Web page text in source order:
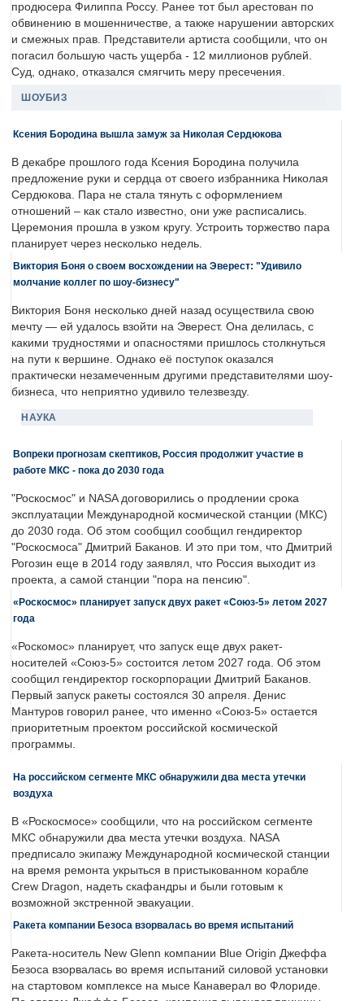
продюсера Филиппа Россу. Ранее тот был арестован по
обвинению в мошенничестве, а также нарушении авторских
и смежных прав. Представители артиста сообщили, что он
погасил большую часть ущерба - 12 миллионов рублей.
Суд, однако, отказался смягчить меру пресечения.
ШОУБИЗ
Ксения Бородина вышла замуж за Николая Сердюкова
В декабре прошлого года Ксения Бородина получила
предложение руки и сердца от своего избранника Николая
Сердюкова. Пара не стала тянуть с оформлением
отношений – как стало известно, они уже расписались.
Церемония прошла в узком кругу. Устроить торжество пара
планирует через несколько недель.
Виктория Боня о своем восхождении на Эверест: "Удивило
молчание коллег по шоу-бизнесу"
Виктория Боня несколько дней назад осуществила свою
мечту — ей удалось взойти на Эверест. Она делилась, с
какими трудностями и опасностями пришлось столкнуться
на пути к вершине. Однако её поступок оказался
практически незамеченным другими представителями шоу-
бизнеса, что неприятно удивило телезвезду.
НАУКА
Вопреки прогнозам скептиков, Россия продолжит участие в
работе МКС - пока до 2030 года
"Роскосмос" и NASA договорились о продлении срока
эксплуатации Международной космической станции (МКС)
до 2030 года. Об этом сообщил сообщил гендиректор
"Роскосмоса" Дмитрий Баканов. И это при том, что Дмитрий
Рогозин еще в 2014 году заявлял, что Россия выходит из
проекта, а самой станции "пора на пенсию".
«Роскосмос» планирует запуск двух ракет «Союз-5» летом 2027
года
«Роскомос» планирует, что запуск еще двух ракет-
носителей «Союз-5» состоится летом 2027 года. Об этом
сообщил гендиректор госкорпорации Дмитрий Баканов.
Первый запуск ракеты состоялся 30 апреля. Денис
Мантуров говорил ранее, что именно «Союз-5» остается
приоритетным проектом российской космической
программы.
На российском сегменте МКС обнаружили два места утечки
воздуха
В «Роскосмосе» сообщили, что на российском сегменте
МКС обнаружили два места утечки воздуха. NASA
предписало экипажу Международной космической станции
на время ремонта укрыться в пристыкованном корабле
Crew Dragon, надеть скафандры и были готовым к
возможной экстренной эвакуации.
Ракета компании Безоса взорвалась во время испытаний
Ракета-носитель New Glenn компании Blue Origin Джеффа
Безоса взорвалась во время испытаний силовой установки
на стартовом комплексе на мысе Канаверал во Флориде.